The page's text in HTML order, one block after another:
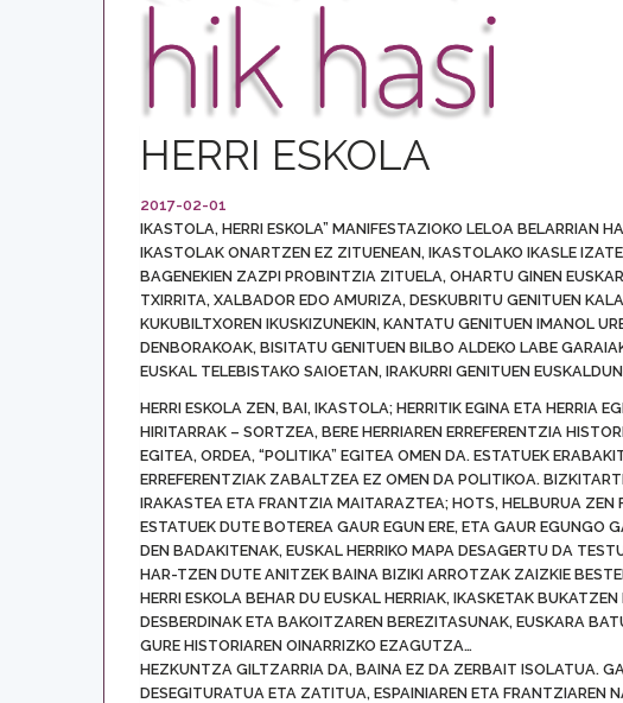
HERRI ESKOLA
2017-02-01
IKASTOLA, HERRI ESKOLA” MANIFESTAZIOKO LELOA BELARRIAN
IKASTOLAK ONARTZEN EZ ZITUENEAN, IKASTOLAKO IKASLE
BAGENEKIEN ZAZPI PROBINTZIA ZITUELA, OHARTU GINEN
TXIRRITA, XALBADOR EDO AMURIZA, DESKUBRITU GENITUEN
KUKUBILTXOREN IKUSKIZUNEKIN, KANTATU GENITUEN IMANOL
DENBORAKOAK, BISITATU GENITUEN BILBO ALDEKO LABE
EUSKAL TELEBISTAKO SAIOETAN, IRAKURRI GENITUEN
HERRI ESKOLA ZEN, BAI, IKASTOLA; HERRITIK EGINA ETA HERRIA
HIRITARRAK – SORTZEA, BERE HERRIAREN ERREFERENTZIA
EGITEA, ORDEA, “POLITIKA” EGITEA OMEN DA. ESTATUEK
ERREFERENTZIAK ZABALTZEA EZ OMEN DA POLITIKOA.
IRAKASTEA ETA FRANTZIA MAITARAZTEA; HOTS, HELBURUA ZEN
ESTATUEK DUTE BOTEREA GAUR EGUN ERE, ETA GAUR EGUNGO
DEN BADAKITENAK, EUSKAL HERRIKO MAPA DESAGERTU DA
HAR-TZEN DUTE ANITZEK BAINA BIZIKI ARROTZAK ZAIZKIE
HERRI ESKOLA BEHAR DU EUSKAL HERRIAK, IKASKETAK
DESBERDINAK ETA BAKOITZAREN BEREZITASUNAK, EUSKARA
GURE HISTORIAREN OINARRIZKO EZAGUTZA…
HEZKUNTZA GILTZARRIA DA, BAINA EZ DA ZERBAIT ISOLATUA.
DESEGITURATUA ETA ZATITUA, ESPAINIAREN ETA FRANTZIAREN